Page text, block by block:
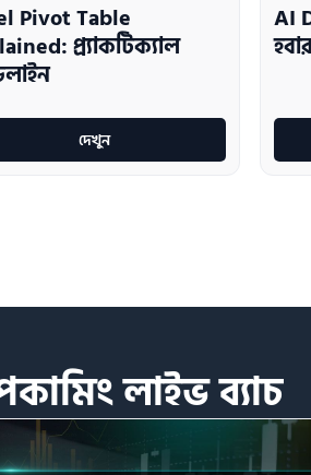
Pivot Table
প্র্যাকটিক্যাল
দেখুন
AI
লাইভব্যাচ